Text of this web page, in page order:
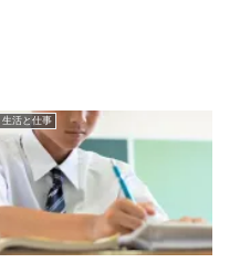
生活と仕事